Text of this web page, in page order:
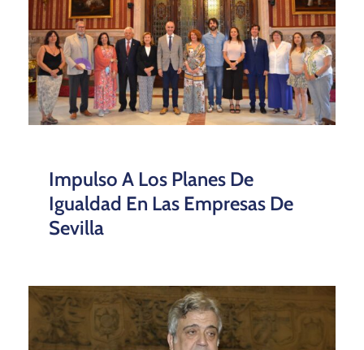
Impulso A Los Planes De
Igualdad En Las Empresas De
Sevilla